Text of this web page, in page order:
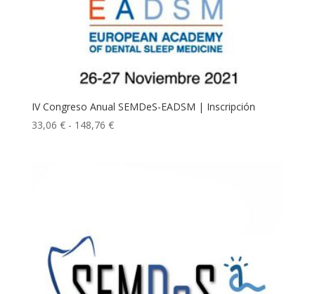
IV Congreso Anual SEMDeS-EADSM | Inscripción
33,06 € - 148,76 €Rango